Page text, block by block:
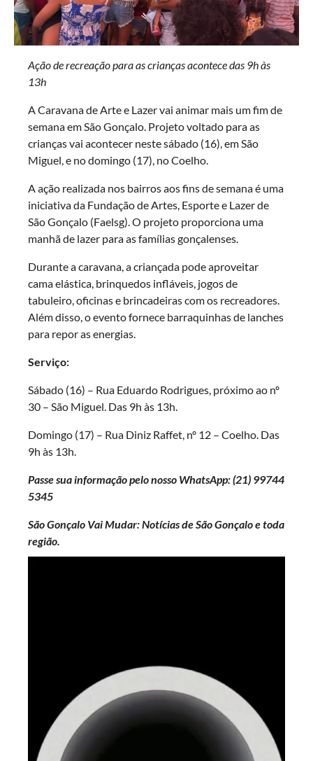
Ação de recreação para as crianças acontece das 9h às
13h
A Caravana de Arte e Lazer vai animar mais um fim de
semana em São Gonçalo. Projeto voltado para as
crianças vai acontecer neste sábado (16), em São
Miguel, e no domingo (17), no Coelho.
A ação realizada nos bairros aos fins de semana é uma
iniciativa da Fundação de Artes, Esporte e Lazer de
São Gonçalo (Faelsg). O projeto proporciona uma
manhã de lazer para as famílias gonçalenses.
Durante a caravana, a criançada pode aproveitar
cama elástica, brinquedos infláveis, jogos de
tabuleiro, oficinas e brincadeiras com os recreadores.
Além disso, o evento fornece barraquinhas de lanches
para repor as energias.
Serviço:
Sábado (16) – Rua Eduardo Rodrigues, próximo ao nº
30 – São Miguel. Das 9h às 13h.
Domingo (17) – Rua Diniz Raffet, nº 12 – Coelho. Das
9h às 13h.
Passe sua informação pelo nosso WhatsApp: (21) 99744
5345
São Gonçalo Vai Mudar: Notícias de São Gonçalo e toda
região.